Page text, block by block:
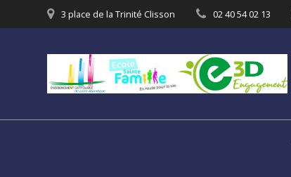
3 place de la Trinité Clisson 02 40 54 02 13